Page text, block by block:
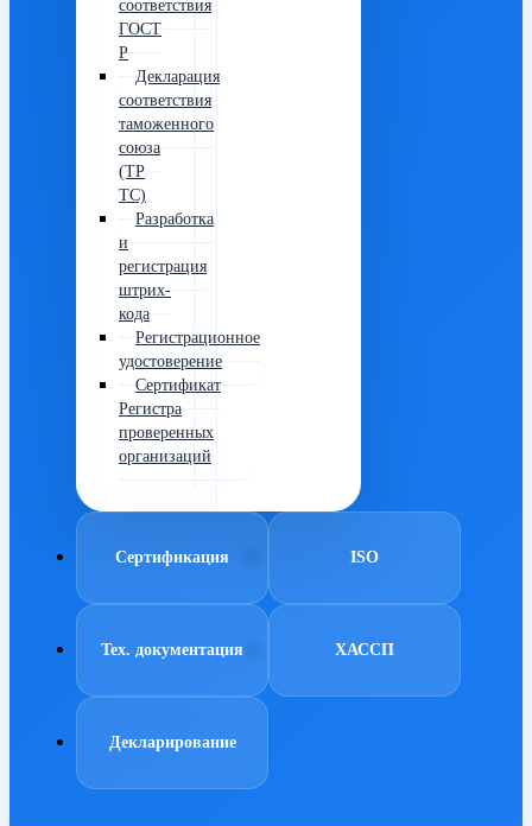
соответствия
ГОСТ
Р
Декларация
соответствия
таможенного
союза
(ТР
ТС)
Разработка
и
регистрация
штрих-
кода
Регистрационное
удостоверение
Сертификат
Регистра
проверенных
организаций
Сертификация ISO
Тех. документация ХАССП
Декларирование